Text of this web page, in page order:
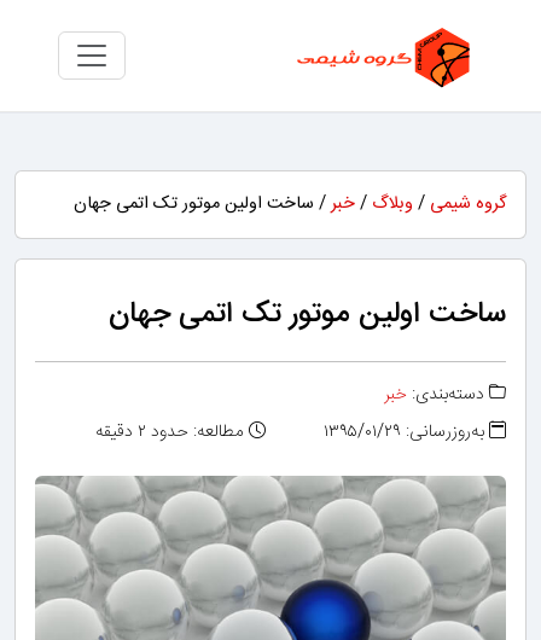
گروه شیمی / وبلاگ /خبر/ ساخت اولین موتور تک اتمی جهان
ساخت اولین موتور تک اتمی جهان
دسته‌بندی: خبر
به‌روزرسانی: ۱۳۹۵/۰۱/۲۹
مطالعه: حدود ۲ دقیقه